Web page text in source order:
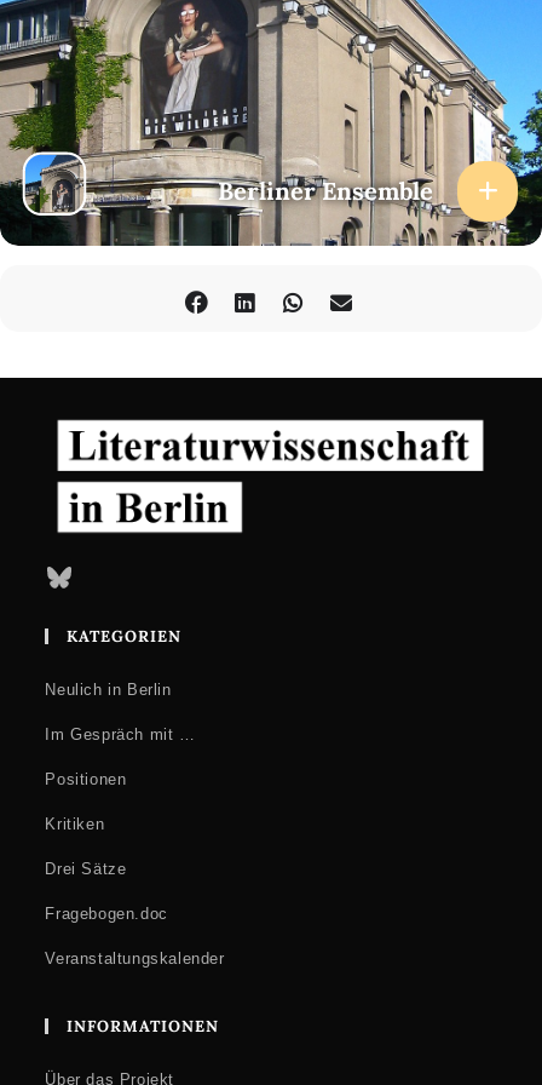
Berliner Ensemble
Bluesky
KATEGORIEN
Neulich in Berlin
Im Gespräch mit …
Positionen
Kritiken
Drei Sätze
Fragebogen.doc
Veranstaltungskalender
INFORMATIONEN
Über das Projekt